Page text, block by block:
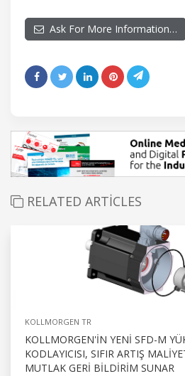
Ask For More Information…
RELATED ARTICLES
KOLLMORGEN TR
KOLLMORGEN'IN YENI SFD-M
KODLAYICISI, SIFIR ARTIŞ
MUTLAK GERI BILDIRIM SUNAR